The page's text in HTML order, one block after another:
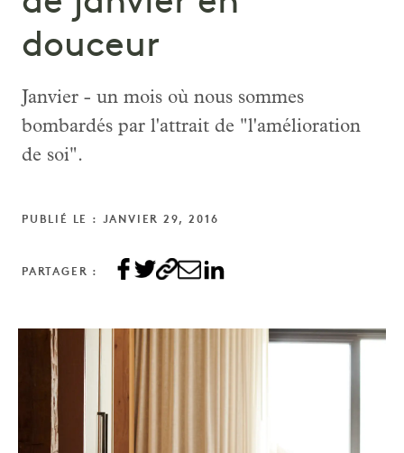
douceur
Janvier - un mois où nous sommes
bombardés par l'attrait de "l'amélioration
de soi".
PUBLIÉ LE : JANVIER 29, 2016
PARTAGER :